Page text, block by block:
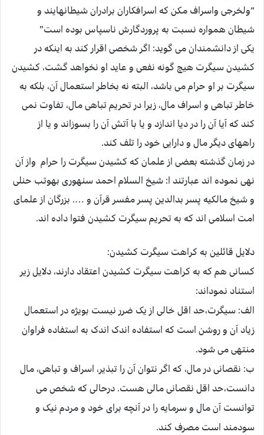
“ولخرجی واسراف مکن که اسرافکاران برادران شیطانهایند و
شیطان همواره نسبت به پروردگارش ناسپاس بوده است”
یکی از دانشمندان می گوید: اگر شخصی اقرار کند به اینکه در
کشیدن سیگرت هیچ گونه نفعی و عاید او نخواهد گشت، کشیدن
سیگرت بر او حرام می باشد، البته نه بخاطر استعمال آن، بلکه به
خاطر تباهی و اسراف مال، زیرا در تحریم تباهی مال، تفاوت نمی
کند که آیا آن را در دیا اندازد و یا با آتش آن را بسوزاند و یا از
راههای دیگر مال و دارایی خود را تلف کند.
در زمان گذشته بعضی از علمان که کشیدن سیگرت را حرام واز آن
نهی نموده اند عبارتند ا: شیخ السلام احمد سنهوری بهوتب حنلی
و شیخ مالکیه پسر بدالدین پسر مفسر قرآن و …. بزرگان از علمای
امت اسلامی اند که به تحریم سیگرت کشیدن فتوا داده اند.
دلایل قائلین به کراهت سیگرت کشیدن:
کسانی هم که به کراهت سیگرت کشیدن اعتقاد دارند، دلایل زیر
استناد نموداند:
الف: سیگرت،حد اقل خالی از یک ضرر نیست بویژه در استعمال
زیاد آن و روشن است که استفاده اندک اندک به استفاده فراوان
منتهی می شود.
ب: نقصانی در مال، که اگر نتوان آن را تبذیر، اسراف و تباهی، مال
دانست،حد اقل نقصانی مالی هست. درحالی که شخص می
توانست آن مال و سرمایه را در آنچه برای خود و مردم نیک و
سودمند است مصرف کند.